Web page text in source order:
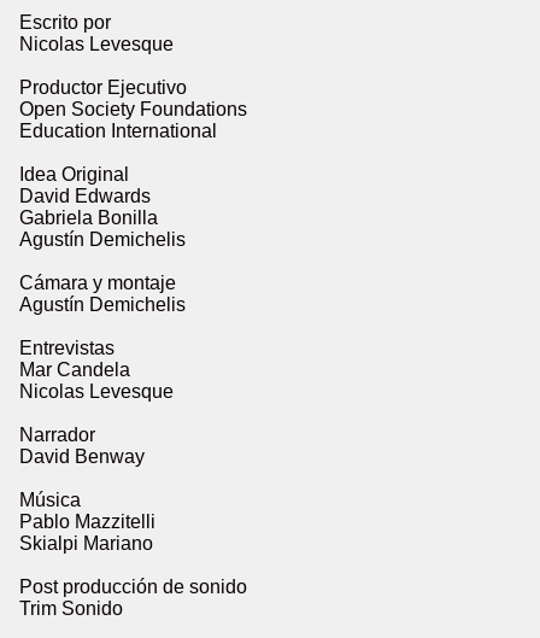
Escrito por
Nicolas Levesque
Productor Ejecutivo
Open Society Foundations
Education International
Idea Original
David Edwards
Gabriela Bonilla
Agustín Demichelis
Cámara y montaje
Agustín Demichelis
Entrevistas
Mar Candela
Nicolas Levesque
Narrador
David Benway
Música
Pablo Mazzitelli
Skialpi Mariano
Post producción de sonido
Trim Sonido